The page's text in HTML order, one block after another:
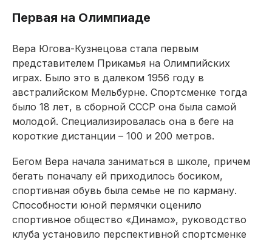
Первая на Олимпиаде
Вера Югова-Кузнецова стала первым
представителем Прикамья на Олимпийских
играх. Было это в далеком 1956 году в
австралийском Мельбурне. Спортсменке тогда
было 18 лет, в сборной СССР она была самой
молодой. Специализировалась она в беге на
короткие дистанции – 100 и 200 метров.
Бегом Вера начала заниматься в школе, причем
бегать поначалу ей приходилось босиком,
спортивная обувь была семье не по карману.
Способности юной пермячки оценило
спортивное общество «Динамо», руководство
клуба установило перспективной спортсменке